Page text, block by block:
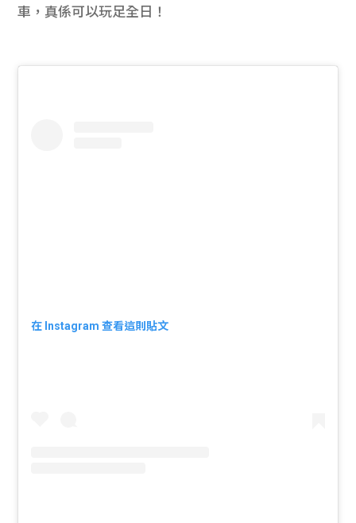
車，真係可以玩足全日！
在 Instagram 查看這則貼文